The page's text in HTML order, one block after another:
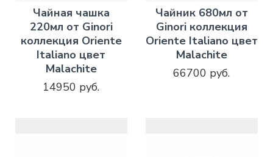
Чайная чашка
220мл от Ginori
коллекция Oriente
Italiano цвет
Malachite
14950 руб.
Чайник 680мл от
Ginori коллекция
Oriente Italiano цвет
Malachite
66700 руб.